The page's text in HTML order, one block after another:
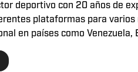
deportivo con 20 años de
plataformas para
en países como Venezuela,
la